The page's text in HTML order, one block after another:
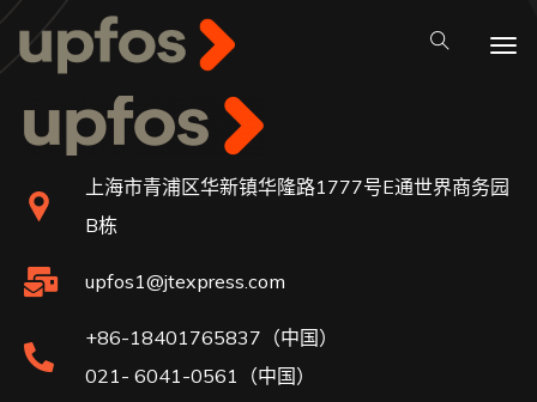
上海市青浦区华新镇华隆路1777号E通世界商务园
B栋
upfos1@jtexpress.com
+86-18401765837（中国）
021- 6041-0561（中国）